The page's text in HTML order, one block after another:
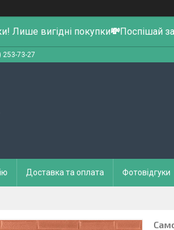
Лише вигідні покупки💸Поспішай
253-73-27
Доставка та оплата Фотовідгуки